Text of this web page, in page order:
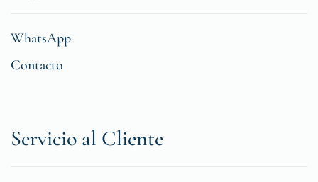
WhatsApp
Contacto
Servicio al Cliente